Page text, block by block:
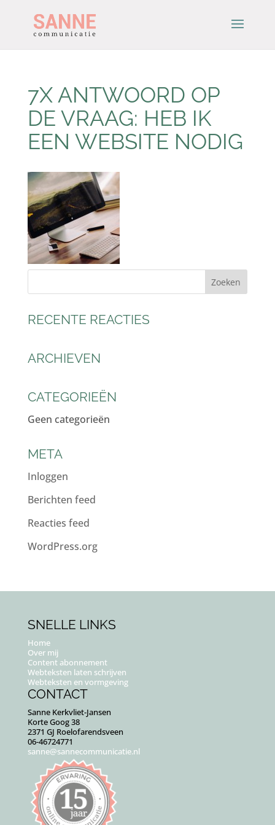
7X ANTWOORD OP
DE VRAAG: HEB IK
EEN WEBSITE NODIG
RECENTE REACTIES
ARCHIEVEN
CATEGORIEËN
Geen categorieën
META
Inloggen
Berichten feed
Reacties feed
WordPress.org
SNELLE LINKS
Home
Over mij
Content abonnement
Webteksten laten schrijven
Webteksten en vormgeving
CONTACT
Sanne Kerkvliet-Jansen
Korte Goog 38
2371 GJ Roelofarendsveen
06-46724771
sanne@sannecommunicatie.nl